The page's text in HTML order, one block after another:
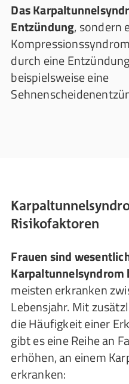
Das
Entzündung, sondern
durch eine
beispielsweise eine
Risikofaktoren
Frauen sind
meisten erkranken
Lebensjahr. Mit
die Häufigkeit einer
gibt es eine Reihe an
erhöhen, an einem
erkranken: